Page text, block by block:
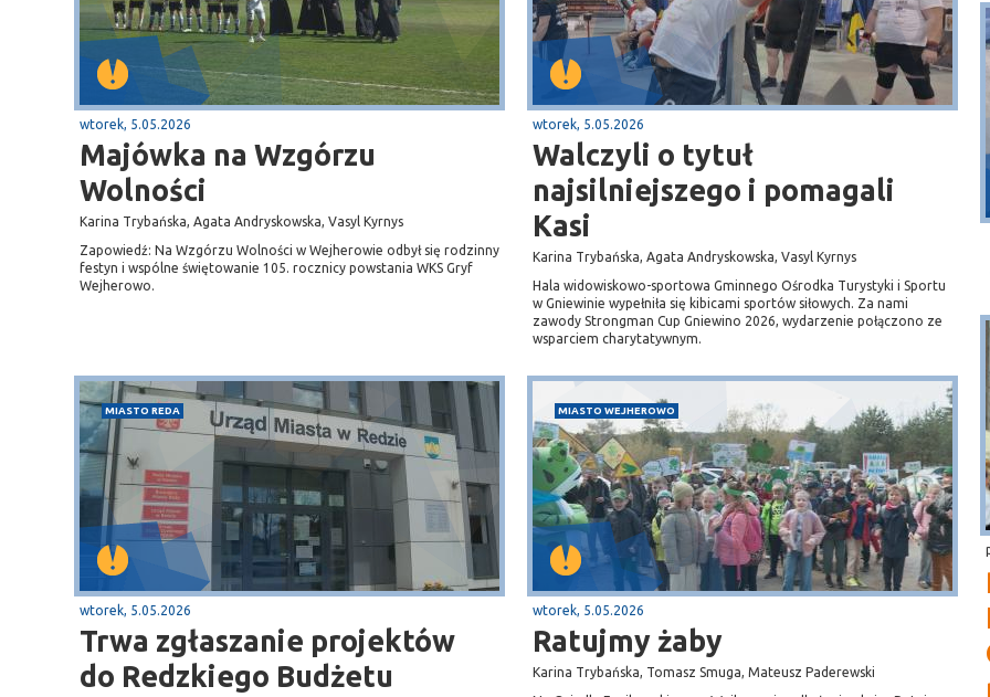
wtorek, 5.05.2026
Majówka na Wzgórzu
Wolności
Karina Trybańska, Agata Andryskowska, Vasyl Kyrnys
Zapowiedź: Na Wzgórzu Wolności w Wejherowie odbył się rodzinny
festyn i wspólne świętowanie 105. rocznicy powstania WKS Gryf
Wejherowo.
wtorek, 5.05.2026
Walczyli o tytuł
najsilniejszego i pomagali
Kasi
Karina Trybańska, Agata Andryskowska, Vasyl Kyrnys
Hala widowiskowo-sportowa Gminnego Ośrodka Turystyki i Sportu
w Gniewinie wypełniła się kibicami sportów siłowych. Za nami
zawody Strongman Cup Gniewino 2026, wydarzenie połączono ze
wsparciem charytatywnym.
MIASTO REDA
wtorek, 5.05.2026
Trwa zgłaszanie projektów
do Redzkiego Budżetu
MIASTO WEJHEROWO
wtorek, 5.05.2026
Ratujmy żaby
Karina Trybańska, Tomasz Smuga, Mateusz Paderewski
krajową nr 6
Sopot
plaża
Puck
Przystań, molo